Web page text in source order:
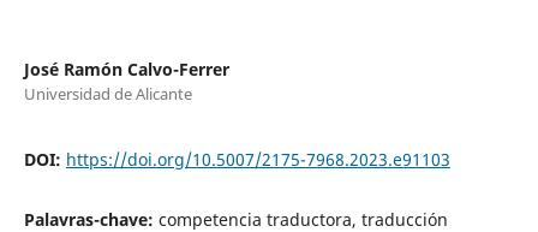
José Ramón Calvo-Ferrer
Universidad de Alicante
DOI: https://doi.org/10.5007/2175-7968.2023.e91103
Palavras-chave: competencia traductora, traducción